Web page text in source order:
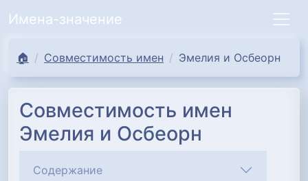
Имена-значение
🏠 Совместимость имен Эмелия и Осбеорн
Совместимость имен
Эмелия и Осбеорн
Содержание